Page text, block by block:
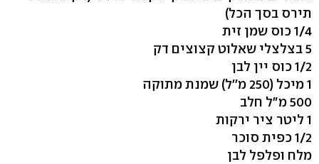
תירס בסך הכל)
1/4 כוס שמן זית
5 בצלצלי שאלוט קצוצים דק
1/2 כוס יין לבן
1 מיכל (250 מ''ל) שמנת מתוקה
500 מ"ל חלב
1 ליטר ציר ירקות
1/2 כפית סוכר
מלח ופלפל לבן